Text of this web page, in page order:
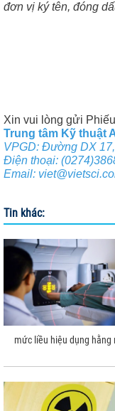
đơn vị ký tên, đóng
Xin vui lòng gửi
Trung tâm Kỹ thuật
VPGD: Đường DX
Điện thoại:
Email:
Tin khác:
mức liều hiệu dụng